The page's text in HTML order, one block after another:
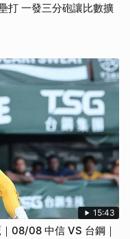
打 一發三分砲讓比數擴
15:43
08/08 中信 VS 台鋼｜